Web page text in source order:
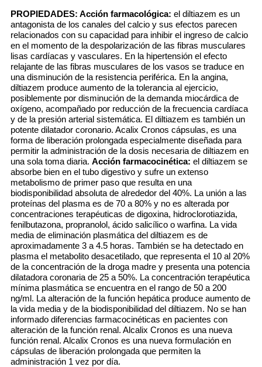
PROPIEDADES: Acción farmacológica: el diltiazem es un
antagonista de los canales del calcio y sus efectos parecen
relacionados con su capacidad para inhibir el ingreso de calcio
en el momento de la despolarización de las fibras musculares
lisas cardíacas y vasculares. En la hipertensión el efecto
relajante de las fibras musculares de los vasos se traduce en
una disminución de la resistencia periférica. En la angina,
diltiazem produce aumento de la tolerancia al ejercicio,
posiblemente por disminución de la demanda miocárdica de
oxígeno, acompañado por reducción de la frecuencia cardíaca
y de la presión arterial sistemática. El diltiazem es también un
potente dilatador coronario. Acalix Cronos cápsulas, es una
forma de liberación prolongada especialmente diseñada para
permitir la administración de la dosis necesaria de diltiazem en
una sola toma diaria. Acción farmacocinética: el diltiazem se
absorbe bien en el tubo digestivo y sufre un extenso
metabolismo de primer paso que resulta en una
biodisponibilidad absoluta de alrededor del 40%. La unión a las
proteínas del plasma es de 70 a 80% y no es alterada por
concentraciones terapéuticas de digoxina, hidroclorotiazida,
fenilbutazona, propranolol, ácido salicílico o warfina. La vida
media de eliminación plasmática del diltiazem es de
aproximadamente 3 a 4.5 horas. También se ha detectado en
plasma el metabolito desacetilado, que representa el 10 al 20%
de la concentración de la droga madre y presenta una potencia
dilatadora coronaria de 25 a 50%. La concentración terapéutica
mínima plasmática se encuentra en el rango de 50 a 200
ng/ml. La alteración de la función hepática produce aumento de
la vida media y de la biodisponibilidad del diltiazem. No se han
informado diferencias farmacocinéticas en pacientes con
alteración de la función renal. Alcalix Cronos es una nueva
función renal. Alcalix Cronos es una nueva formulación en
cápsulas de liberación prolongada que permiten la
administración 1 vez por día.